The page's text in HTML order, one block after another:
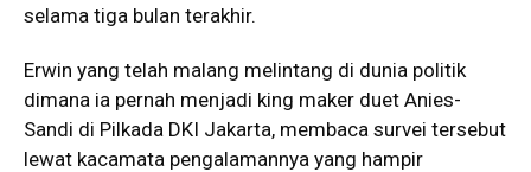
selama tiga bulan terakhir.
Erwin yang telah malang melintang di dunia politik
dimana ia pernah menjadi king maker duet Anies-
Sandi di Pilkada DKI Jakarta, membaca survei tersebut
lewat kacamata pengalamannya yang hampir